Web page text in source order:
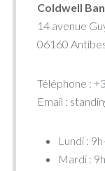
Coldwell
14 avenue
06160
Téléphone :
Email :
Lundi :
Mardi :